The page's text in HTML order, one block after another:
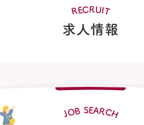
RECRUIT
求人情報
JOB SEARCH